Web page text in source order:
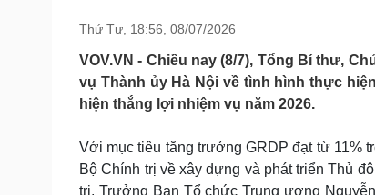
Pháp luật
Vụ án
Tin nóng
Tư vấn luật
Quân sự - Quốc
Vũ khí
Phân tích
Sức khỏe
Thứ Tư, 18:56, 08/07/2026
VOV.VN - Chiều nay (8/7), Tổng Bí thư,
vụ Thành ủy Hà Nội về tình hình thực
hiện thắng lợi nhiệm vụ năm 2026.
Với mục tiêu tăng trưởng GRDP đạt từ 11%
Bộ Chính trị về xây dựng và phát triển Thủ
trị, Trưởng Ban Tổ chức Trung ương